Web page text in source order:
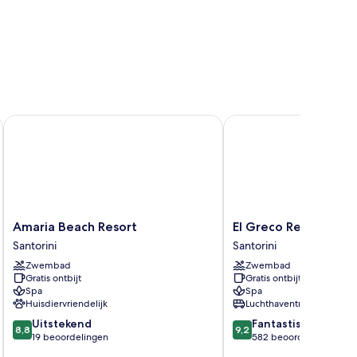
Amaria
Beach
Resort
Santorini
Amaria Beach Resort
Santorini
Zwembad
Gratis ontbijt
Spa
Huisdiervriendelijk
8.8
van
8,8 Uitstekend
19 beoordelingen
Amaria Beach Resort
El
Greco
Resort
Santorini
El Greco Resort
Santorini
Zwembad
Gratis ontbijt
Spa
Luchthaventransfer
9.2
van
9,2 Fantastisch
582 beoordelingen
El Greco Resort